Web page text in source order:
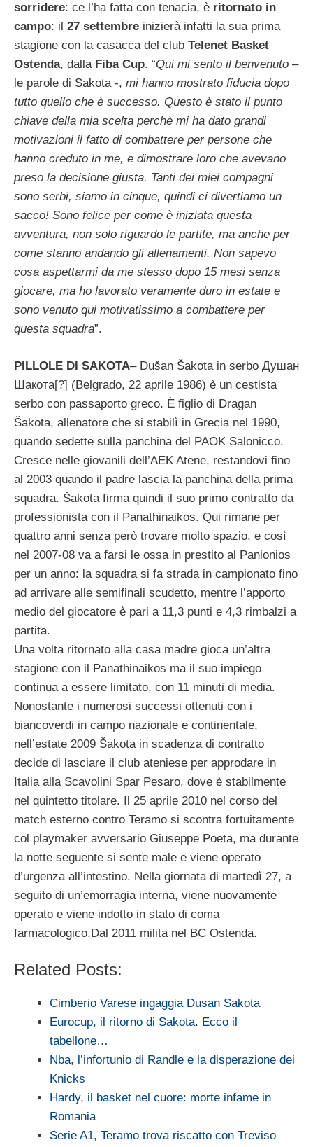
sorridere: ce l’ha fatta con tenacia, è ritornato in
campo: il 27 settembre inizierà infatti la sua prima
stagione con la casacca del club Telenet Basket
Ostenda, dalla Fiba Cup. “Qui mi sento il benvenuto –
le parole di Sakota -, mi hanno mostrato fiducia dopo
tutto quello che è successo. Questo è stato il punto
chiave della mia scelta perchè mi ha dato grandi
motivazioni il fatto di combattere per persone che
hanno creduto in me, e dimostrare loro che avevano
preso la decisione giusta. Tanti dei miei compagni
sono serbi, siamo in cinque, quindi ci divertiamo un
sacco! Sono felice per come è iniziata questa
avventura, non solo riguardo le partite, ma anche per
come stanno andando gli allenamenti. Non sapevo
cosa aspettarmi da me stesso dopo 15 mesi senza
giocare, ma ho lavorato veramente duro in estate e
sono venuto qui motivatissimo a combattere per
questa squadra”.
PILLOLE DI SAKOTA– Dušan Šakota in serbo Душан
Шакота[?] (Belgrado, 22 aprile 1986) è un cestista
serbo con passaporto greco. È figlio di Dragan
Šakota, allenatore che si stabilì in Grecia nel 1990,
quando sedette sulla panchina del PAOK Salonicco.
Cresce nelle giovanili dell’AEK Atene, restandovi fino
al 2003 quando il padre lascia la panchina della prima
squadra. Šakota firma quindi il suo primo contratto da
professionista con il Panathinaikos. Qui rimane per
quattro anni senza però trovare molto spazio, e così
nel 2007-08 va a farsi le ossa in prestito al Panionios
per un anno: la squadra si fa strada in campionato fino
ad arrivare alle semifinali scudetto, mentre l’apporto
medio del giocatore è pari a 11,3 punti e 4,3 rimbalzi a
partita.
Una volta ritornato alla casa madre gioca un’altra
stagione con il Panathinaikos ma il suo impiego
continua a essere limitato, con 11 minuti di media.
Nonostante i numerosi successi ottenuti con i
biancoverdi in campo nazionale e continentale,
nell’estate 2009 Šakota in scadenza di contratto
decide di lasciare il club ateniese per approdare in
Italia alla Scavolini Spar Pesaro, dove è stabilmente
nel quintetto titolare. Il 25 aprile 2010 nel corso del
match esterno contro Teramo si scontra fortuitamente
col playmaker avversario Giuseppe Poeta, ma durante
la notte seguente si sente male e viene operato
d’urgenza all’intestino. Nella giornata di martedì 27, a
seguito di un’emorragia interna, viene nuovamente
operato e viene indotto in stato di coma
farmacologico.Dal 2011 milita nel BC Ostenda.
Related Posts:
Cimberio Varese ingaggia Dusan Sakota
Eurocup, il ritorno di Sakota. Ecco il
tabellone…
Nba, l’infortunio di Randle e la disperazione dei
Knicks
Hardy, il basket nel cuore: morte infame in
Romania
Serie A1, Teramo trova riscatto con Treviso